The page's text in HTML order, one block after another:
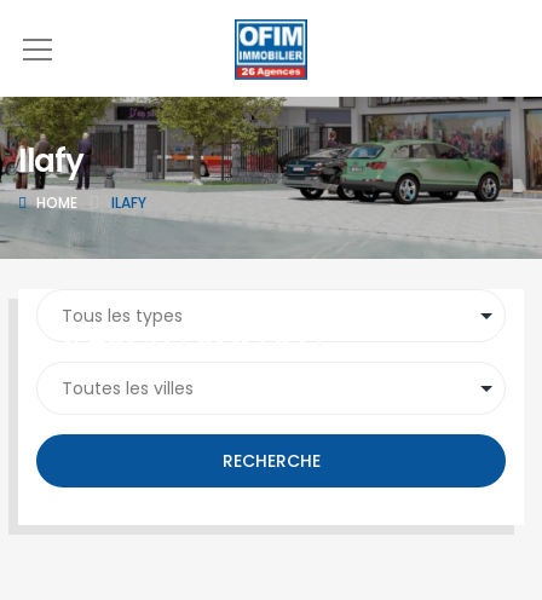
Ilafy
HOME ILAFY
SEARCH PROPERTY
RECHERCHE